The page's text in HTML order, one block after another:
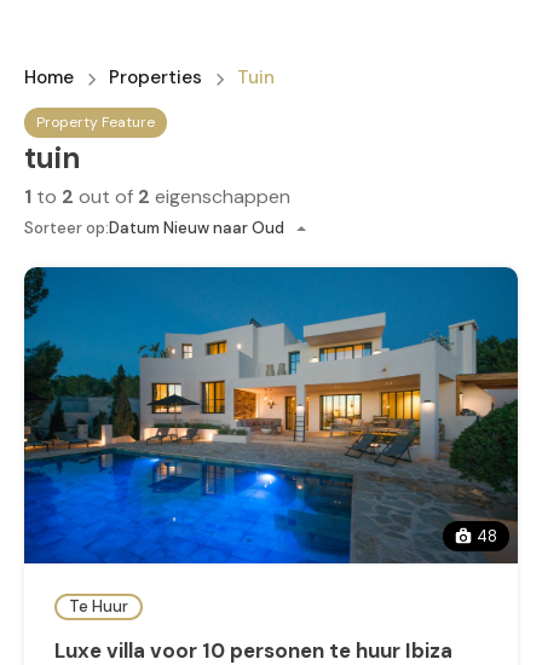
Home Properties Tuin
Property Feature
tuin
1 to 2 out of 2 eigenschappen
Sorteer op:Datum Nieuw naar Oud
48
Te Huur
Luxe villa voor 10 personen te huur Ibiza